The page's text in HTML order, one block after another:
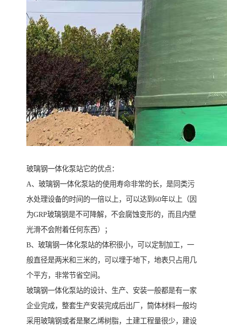
玻璃钢一体化泵站它的优点：
A、玻璃钢一体化泵站的使用寿命非常的长，是同类污
水处理设备的时间的一倍以上，可以达到60年以上（因
为GRP玻璃钢是不可降解，不会腐蚀变形的，而且内壁
光滑不会附着任何东西）；
B、玻璃钢一体化泵站的体积很小，可以定制加工，一
般直径是两米和三米的，可以埋于地下，地表只占用几
个平方，非常节省空间。
玻璃钢一体化泵站的设计、生产、安装一般都是有一家
企业完成，整套生产安装完成后出厂，筒体材料一般均
采用玻璃钢或者是聚乙烯树脂，土建工程量很少，建设